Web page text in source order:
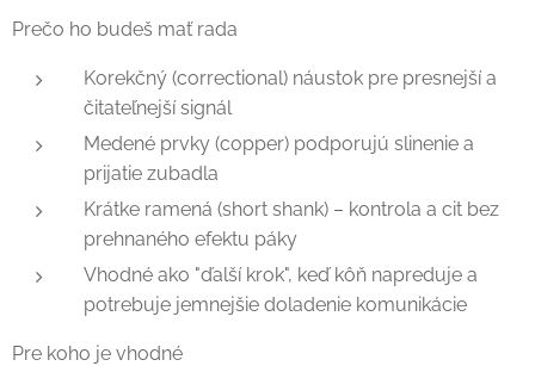
Prečo ho budeš mať rada
Korekčný (correctional) náustok pre presnejší a
čitateľnejší signál
Medené prvky (copper) podporujú slinenie a
prijatie zubadla
Krátke ramená (short shank) – kontrola a cit bez
prehnaného efektu páky
Vhodné ako "ďalší krok", keď kôň napreduje a
potrebuje jemnejšie doladenie komunikácie
Pre koho je vhodné